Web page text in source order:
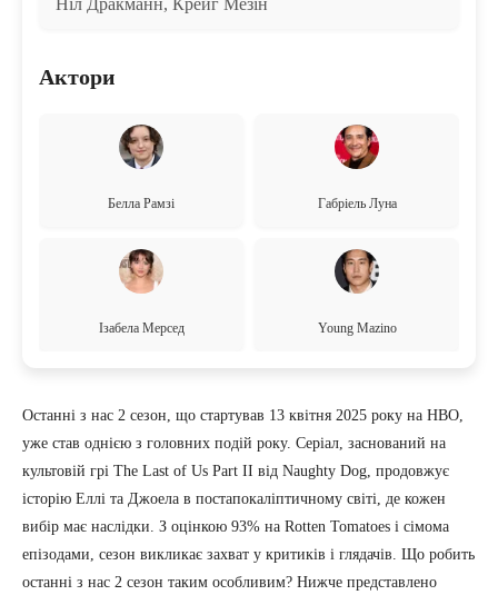
Ніл Дракманн, Крейг Мезін
Актори
Белла Рамзі Габріель Луна
Ізабела Мерсед Young Mazino
Останні з нас 2 сезон, що стартував 13 квітня 2025 року на HBO,
уже став однією з головних подій року. Серіал, заснований на
культовій грі The Last of Us Part II від Naughty Dog, продовжує
історію Еллі та Джоела в постапокаліптичному світі, де кожен
вибір має наслідки. З оцінкою 93% на Rotten Tomatoes і сімома
епізодами, сезон викликає захват у критиків і глядачів. Що робить
останні з нас 2 сезон таким особливим? Нижче представлено